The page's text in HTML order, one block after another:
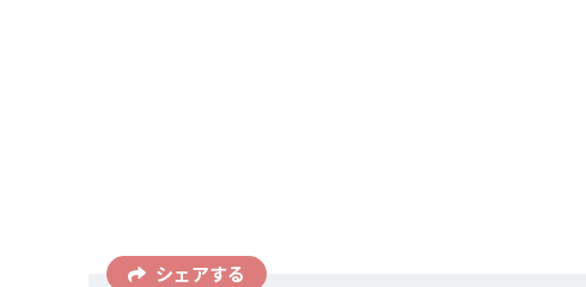
シェアする